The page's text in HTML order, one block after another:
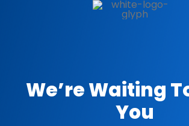
We’re Waiting
You